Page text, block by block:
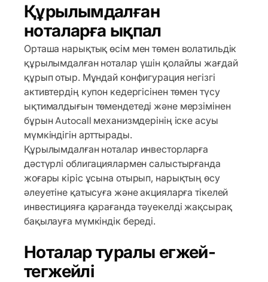
Құрылымдалған
ноталарға ықпал
Орташа нарықтық өсім мен төмен волатильдік
құрылымдалған ноталар үшін қолайлы жағдай
құрып отыр. Мұндай конфигурация негізгі
активтердің купон кедергісінен төмен түсу
ықтималдығын төмендетеді және мерзімінен
бұрын Autocall механизмдерінің іске асуы
мүмкіндігін арттырады.
Құрылымдалған ноталар инвесторларға
дәстүрлі облигациялармен салыстырғанда
жоғары кіріс ұсына отырып, нарықтың өсу
әлеуетіне қатысуға және акцияларға тікелей
инвестицияға қарағанда тәуекелді жақсырақ
бақылауға мүмкіндік береді.
Ноталар туралы егжей-
тегжейлі